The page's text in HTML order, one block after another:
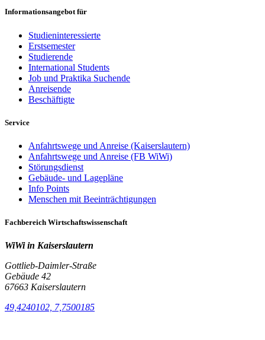
Informationsangebot für
Studieninteressierte
Erstsemester
Studierende
International Students
Job und Praktika Suchende
Anreisende
Beschäftigte
Service
Anfahrtswege und Anreise (Kaiserslautern)
Anfahrtswege und Anreise (FB WiWi)
Störungsdienst
Gebäude- und Lagepläne
Info Points
Menschen mit Beeinträchtigungen
Fachbereich Wirtschaftswissenschaft
WiWi in Kaiserslautern
Gottlieb-Daimler-Straße
Gebäude 42
67663 Kaiserslautern
49,4240102, 7,7500185